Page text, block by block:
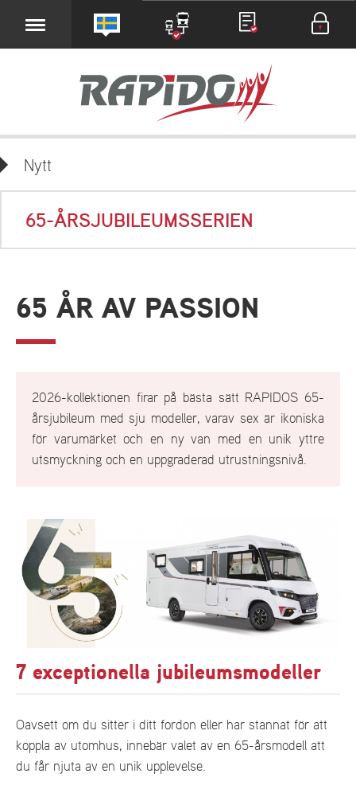
Nytt
65-ÅRSJUBILEUMSSERIEN
65 ÅR AV PASSION
2026-kollektionen firar på bästa sätt RAPIDOS 65-
årsjubileum med sju modeller, varav sex är ikoniska
för varumärket och en ny van med en unik yttre
utsmyckning och en uppgraderad utrustningsnivå.
7 exceptionella jubileumsmodeller
Oavsett om du sitter i ditt fordon eller har stannat för att
koppla av utomhus, innebär valet av en 65-årsmodell att
du får njuta av en unik upplevelse.